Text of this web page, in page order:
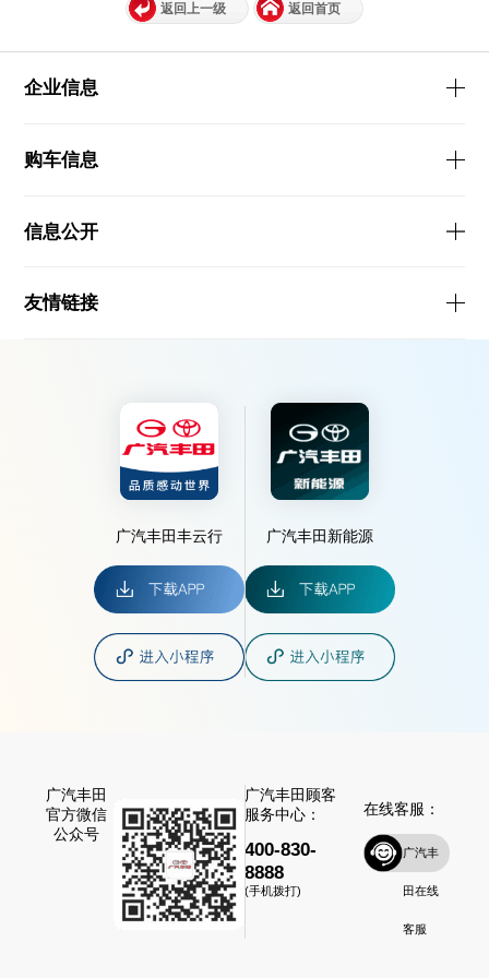
返回上一级 返回首页
企业信息
购车信息
信息公开
友情链接
广汽丰田丰云行 广汽丰田新能源
广汽丰田
官方微信
公众号
广汽丰田顾客
服务中心：
400-830-
8888
(手机拨打)
在线客服：
广汽丰
田在线
客服